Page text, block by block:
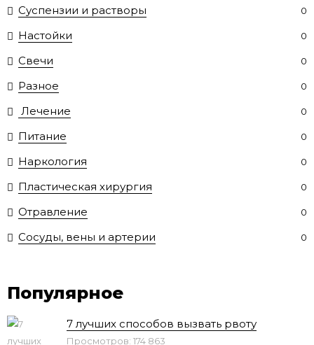
Суспензии и растворы 0
Настойки 0
Свечи 0
Разное 0
Лечение 0
Питание 0
Наркология 0
Пластическая хирургия 0
Отравление 0
Сосуды, вены и артерии 0
Популярное
7 лучших способов вызвать рвоту
Просмотров: 174 863